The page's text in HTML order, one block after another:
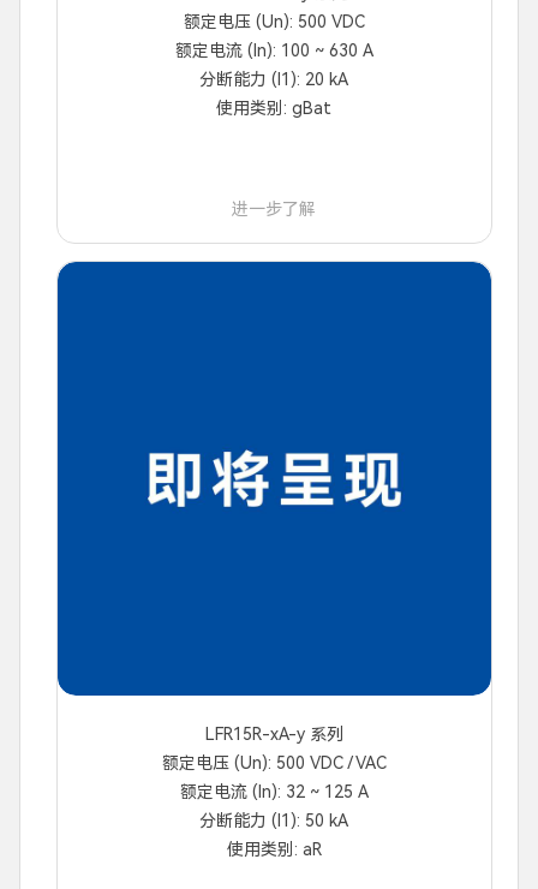
额定电压 (Un): 500 VDC
额定电流 (In): 100 ~ 630 A
分断能力 (I1): 20 kA
使用类别: gBat
进一步了解
LFR15R-xA-y 系列
额定电压 (Un): 500 VDC / VAC
额定电流 (In): 32 ~ 125 A
分断能力 (I1): 50 kA
使用类别: aR